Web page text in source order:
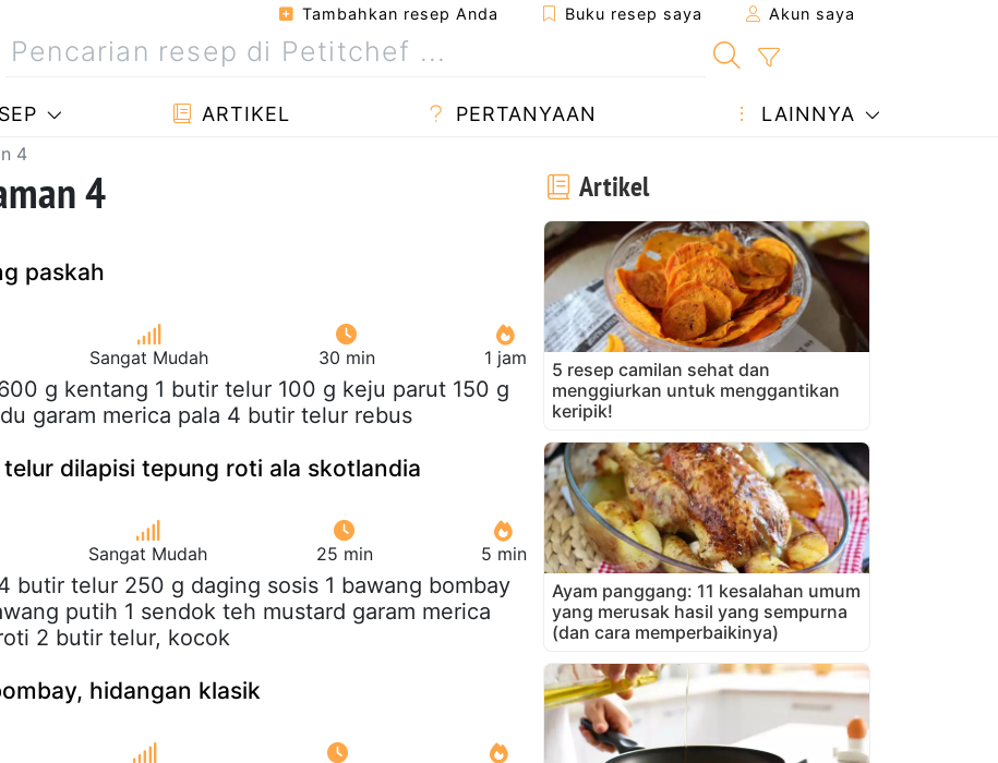
Tambahkan resep Anda Buku resep saya Akun saya
ARTIKEL PERTANYAAN LAINNYA
4
4
paskah
Sangat Mudah 30 min 1 jam
g kentang 1 butir telur 100 g keju parut 150 g
garam merica pala 4 butir telur rebus
dilapisi tepung roti ala skotlandia
Sangat Mudah 25 min 5 min
butir telur 250 g daging sosis 1 bawang bombay
putih 1 sendok teh mustard garam merica
2 butir telur, kocok
hidangan klasik
Artikel
5 resep camilan sehat dan
menggiurkan untuk menggantikan
keripik!
Ayam panggang: 11 kesalahan umum
yang merusak hasil yang sempurna
(dan cara memperbaikinya)